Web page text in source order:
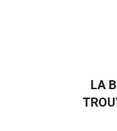
LA